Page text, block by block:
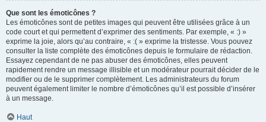
Que sont les émoticônes ?
Les émoticônes sont de petites images qui peuvent être utilisées grâce à un
code court et qui permettent d’exprimer des sentiments. Par exemple, « :) »
exprime la joie, alors qu’au contraire, « :( » exprime la tristesse. Vous pouvez
consulter la liste complète des émoticônes depuis le formulaire de rédaction.
Essayez cependant de ne pas abuser des émoticônes, elles peuvent
rapidement rendre un message illisible et un modérateur pourrait décider de le
modifier ou de le supprimer complètement. Les administrateurs du forum
peuvent également limiter le nombre d’émoticônes qu’il est possible d’insérer
à un message.
Haut